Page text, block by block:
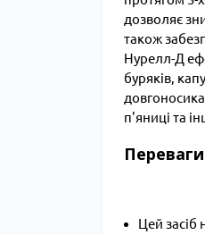
дозволяє
також
Нурелл-Д
буряків,
п'яниці та
Цей засіб